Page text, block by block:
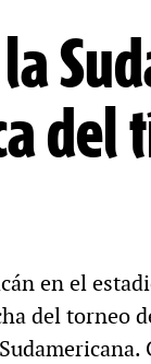
del
en el
del torneo